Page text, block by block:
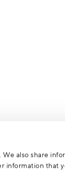
also share
information that